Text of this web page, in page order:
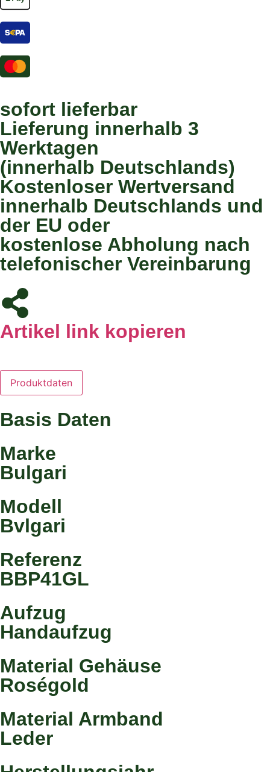
sofort lieferbar
Lieferung innerhalb 3
Werktagen
(innerhalb Deutschlands)
Kostenloser Wertversand
innerhalb Deutschlands und
der EU oder
kostenlose Abholung nach
telefonischer Vereinbarung
Artikel link kopieren
Produktdaten
Basis Daten
Marke
Bulgari
Modell
Bvlgari
Referenz
BBP41GL
Aufzug
Handaufzug
Material Gehäuse
Roségold
Material Armband
Leder